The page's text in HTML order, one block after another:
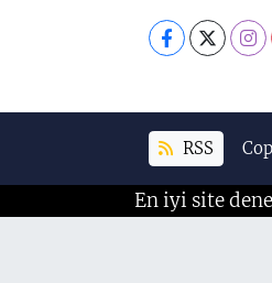
RSS
En iyi site